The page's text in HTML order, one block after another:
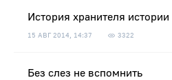
История хранителя истории
15 АВГ 2014, 14:37 3322
Без слез не вспомнить